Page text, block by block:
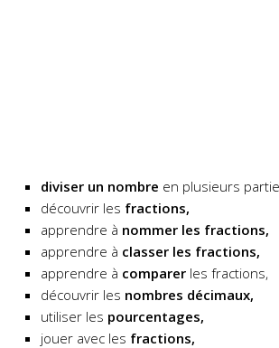
diviser un nombre en plusieurs
découvrir les fractions,
apprendre à nommer les fractions,
apprendre à classer les fractions,
apprendre à comparer les fractions,
découvrir les nombres décimaux,
utiliser les pourcentages,
jouer avec les fractions,